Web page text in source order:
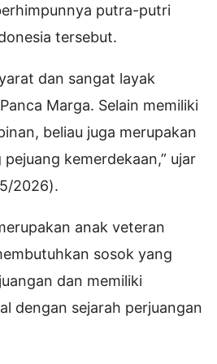
putra-putri
tersebut.
dan sangat layak
Marga. Selain memiliki
beliau juga merupakan
kemerdekaan,” ujar
2026).
anak veteran
sosok yang
dan memiliki
dengan sejarah perjuangan